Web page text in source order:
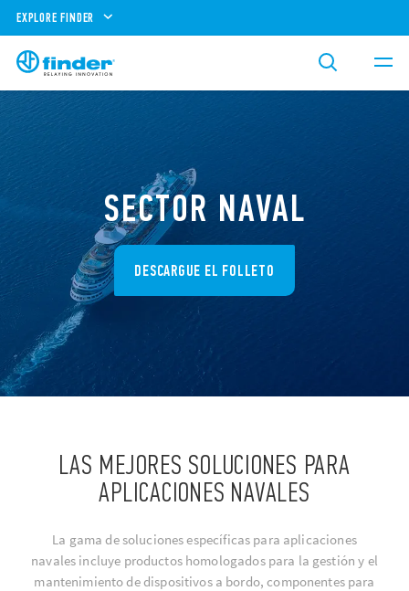
EXPLORE FINDER
SECTOR NAVAL
DESCARGUE EL FOLLETO
LAS MEJORES SOLUCIONES PARA
APLICACIONES NAVALES
La gama de soluciones específicas para aplicaciones
navales incluye productos homologados para la gestión y el
mantenimiento de dispositivos a bordo, componentes para